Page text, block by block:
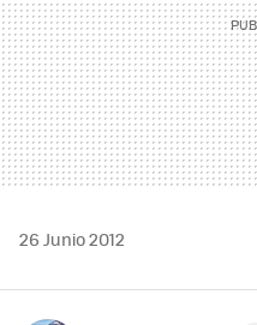
26 Junio 2012